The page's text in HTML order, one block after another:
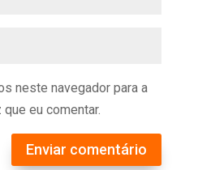
neste navegador para a
eu comentar.
Enviar comentário